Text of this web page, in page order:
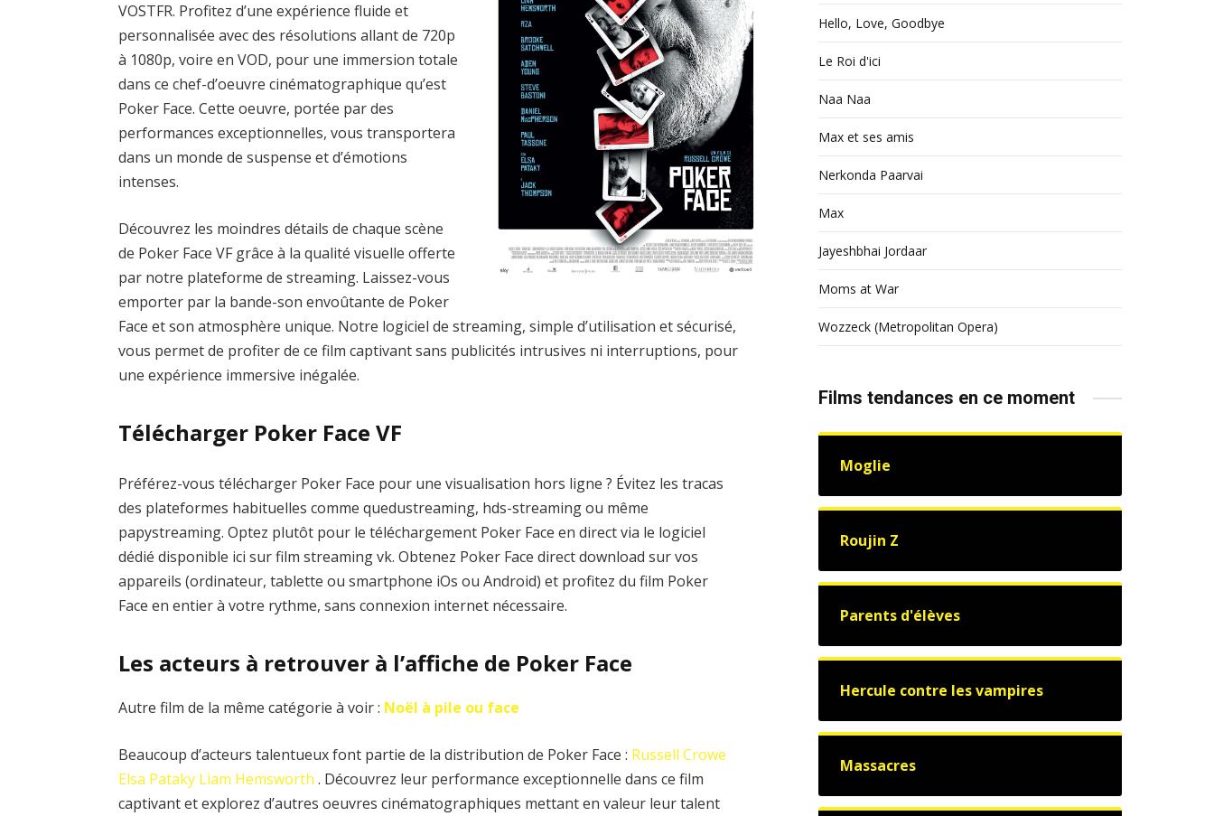
VOSTFR. Profitez d’une expérience fluide et
personnalisée avec des résolutions allant de 720p
à 1080p, voire en VOD, pour une immersion totale
dans ce chef-d’oeuvre cinématographique qu’est
Poker Face. Cette oeuvre, portée par des
performances exceptionnelles, vous transportera
dans un monde de suspense et d’émotions
intenses.
Découvrez les moindres détails de chaque scène
de Poker Face VF grâce à la qualité visuelle offerte
par notre plateforme de streaming. Laissez-vous
emporter par la bande-son envoûtante de Poker
Face et son atmosphère unique. Notre logiciel de streaming, simple d’utilisation et sécurisé,
vous permet de profiter de ce film captivant sans publicités intrusives ni interruptions, pour
une expérience immersive inégalée.
Télécharger Poker Face VF
Préférez-vous télécharger Poker Face pour une visualisation hors ligne ? Évitez les tracas
des plateformes habituelles comme quedustreaming, hds-streaming ou même
papystreaming. Optez plutôt pour le téléchargement Poker Face en direct via le logiciel
dédié disponible ici sur film streaming vk. Obtenez Poker Face direct download sur vos
appareils (ordinateur, tablette ou smartphone iOs ou Android) et profitez du film Poker
Face en entier à votre rythme, sans connexion internet nécessaire.
Les acteurs à retrouver à l’affiche de Poker Face
Autre film de la même catégorie à voir : Noël à pile ou face
Beaucoup d’acteurs talentueux font partie de la distribution de Poker Face : Russell Crowe
Elsa Pataky Liam Hemsworth . Découvrez leur performance exceptionnelle dans ce film
captivant et explorez d’autres oeuvres cinématographiques mettant en valeur leur talent
Hello, Love, Goodbye
Le Roi d'ici
Naa Naa
Max et ses amis
Nerkonda Paarvai
Max
Jayeshbhai Jordaar
Moms at War
Wozzeck (Metropolitan Opera)
Films tendances en ce moment
Moglie
Roujin Z
Parents d'élèves
Hercule contre les vampires
Massacres